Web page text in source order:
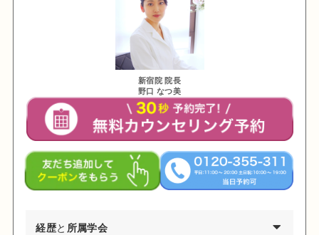
新宿院 院長
野口 なつ美
経歴と 所属学会